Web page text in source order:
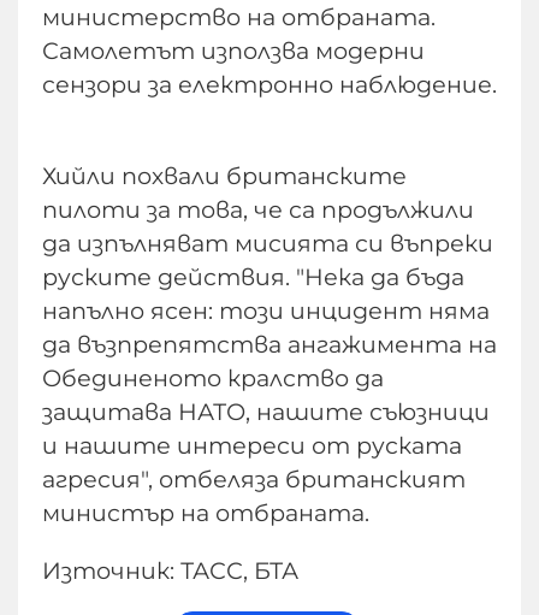
министерство на отбраната.
Самолетът използва модерни
сензори за електронно наблюдение.
Хийли похвали британските
пилоти за това, че са продължили
да изпълняват мисията си въпреки
руските действия. "Нека да бъда
напълно ясен: този инцидент няма
да възпрепятства ангажимента на
Обединеното кралство да
защитава НАТО, нашите съюзници
и нашите интереси от руската
агресия", отбеляза британският
министър на отбраната.
Източник: ТАСС, БТА